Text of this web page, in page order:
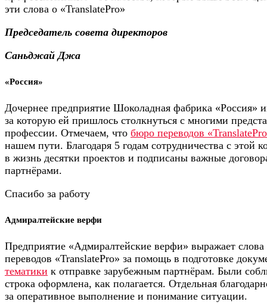
эти слова о «TranslatePro»
Председатель совета директоров
Саньджай Джа
«Россия»
Дочернее предприятие Шоколадная фабрика «Россия»
за которую ей пришлось столкнуться с многими
профессии. Отмечаем, что бюро переводов
нашем пути. Благодаря 5 годам сотрудничества с
в жизнь десятки проектов и подписаны важные
партнёрами.
Спасибо за работу
Адмиралтейские верфи
Предприятие «Адмиралтейские верфи» выражает слова
переводов «TranslatePro» за помощь в подготовке
тематики к отправке зарубежным партнёрам. Были
строка оформлена, как полагается. Отдельная
за оперативное выполнение и понимание ситуации.